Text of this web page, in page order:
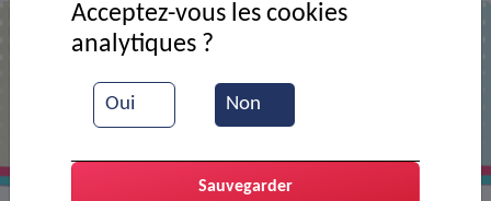
Club Croizat : concours de pétanque
Oui Non
Acceptez-vous les cookies
analytiques ?
Sauvegarder